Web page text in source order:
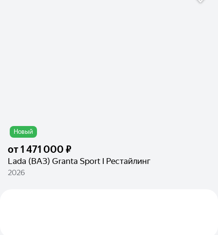
Новый
от1 471 000 ₽
Lada (ВАЗ) Granta Sport I Рестайлинг
2026